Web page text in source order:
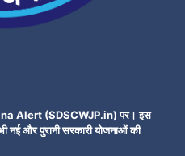
Alert (SDSCWJP.in) पर। इस
नई और पुरानी सरकारी योजनाओं की